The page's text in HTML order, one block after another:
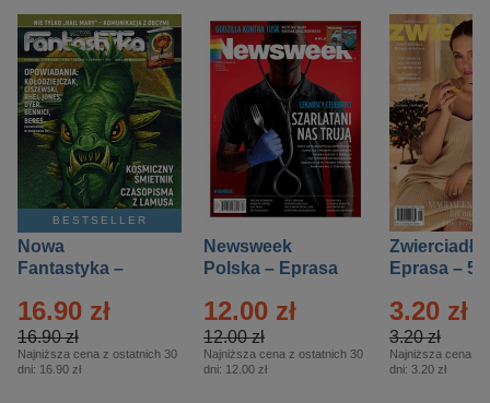
BESTSELLER
Nowa
Fantastyka –
16.90 zł
16.90 zł
Najniższa cena z ostatnich 30
dni: 16.90 zł
Newsweek
Polska – Eprasa
12.00 zł
12.00 zł
Najniższa cena z ostatnich 30
dni: 12.00 zł
Zwierciadło
Eprasa – 5/
3.20 zł
3.20 zł
Najniższa cena z
dni: 3.20 zł